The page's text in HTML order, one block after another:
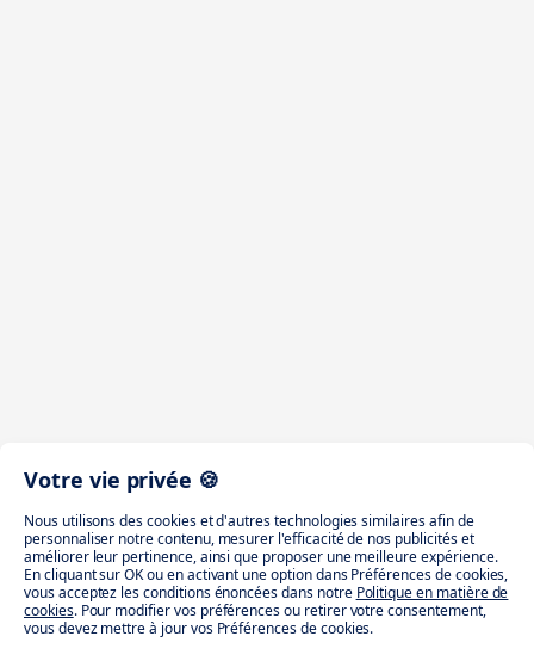
Votre vie privée 🍪
Nous utilisons des cookies et d'autres technologies similaires afin de
personnaliser notre contenu, mesurer l'efficacité de nos publicités et
améliorer leur pertinence, ainsi que proposer une meilleure expérience.
En cliquant sur OK ou en activant une option dans Préférences de cookies,
vous acceptez les conditions énoncées dans notre Politique en matière de
cookies. Pour modifier vos préférences ou retirer votre consentement,
vous devez mettre à jour vos Préférences de cookies.